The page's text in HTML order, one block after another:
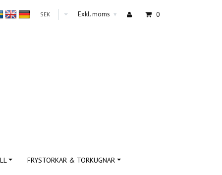
SEK Exkl. moms ▾ 0
FRYSTORKAR & TORKUGNAR